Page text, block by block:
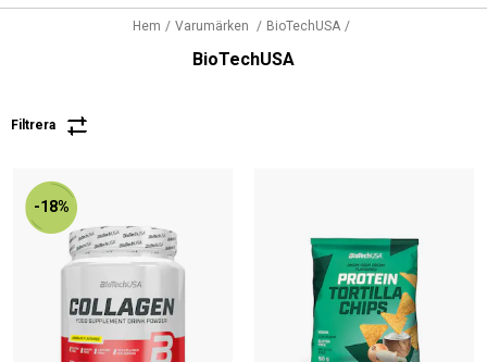
Hem Varumärken BioTechUSA
BioTechUSA
Filtrera
-18%